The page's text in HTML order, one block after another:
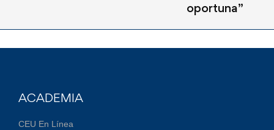
oportuna”
ACADEMIA
CEU En Línea